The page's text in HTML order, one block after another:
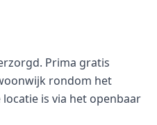
Prima gratis
rondom het
is via het openbaar